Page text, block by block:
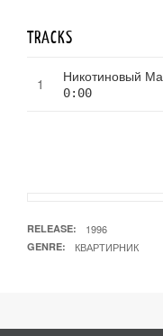
TRACKS
Никотиновый
0:00
RELEASE 1996
GENRE КВАРТИРНИК